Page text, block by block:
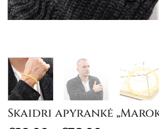
Skaidri apyrankė